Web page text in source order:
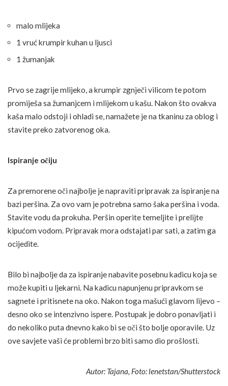
malo mlijeka
1 vruć krumpir kuhan u ljusci
1 žumanjak
Prvo se zagrije mlijeko, a krumpir zgnječi vilicom te potom
promiješa sa žumanjcem i mlijekom u kašu. Nakon što ovakva
kaša malo odstoji i ohladi se, namažete je na tkaninu za oblog i
stavite preko zatvorenog oka.
Ispiranje očiju
Za premorene oči najbolje je napraviti pripravak za ispiranje na
bazi peršina. Za ovo vam je potrebna samo šaka peršina i voda.
Stavite vodu da prokuha. Peršin operite temeljite i prelijte
kipućom vodom. Pripravak mora odstajati par sati, a zatim ga
ocijedite.
Bilo bi najbolje da za ispiranje nabavite posebnu kadicu koja se
može kupiti u ljekarni. Na kadicu napunjenu pripravkom se
sagnete i pritisnete na oko. Nakon toga mašući glavom lijevo –
desno oko se intenzivno ispere. Postupak je dobro ponavljati i
do nekoliko puta dnevno kako bi se oči što bolje oporavile. Uz
ove savjete vaši će problemi brzo biti samo dio prošlosti.
Autor: Tajana, Foto: lenetstan/Shutterstock